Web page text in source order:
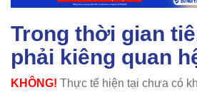
Trong thời gian
phải kiêng quan
KHÔNG! Thực tế hiện tại chưa có